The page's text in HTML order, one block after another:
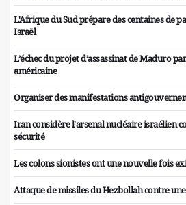
L'Afrique du Sud prépare des centaines de
Israël
L’échec du projet d’assassinat de Maduro
américaine
Organiser des manifestations
Iran considère l'arsenal nucléaire israélien
sécurité
Les colons sionistes ont une nouvelle fois
Attaque de missiles du Hezbollah contre